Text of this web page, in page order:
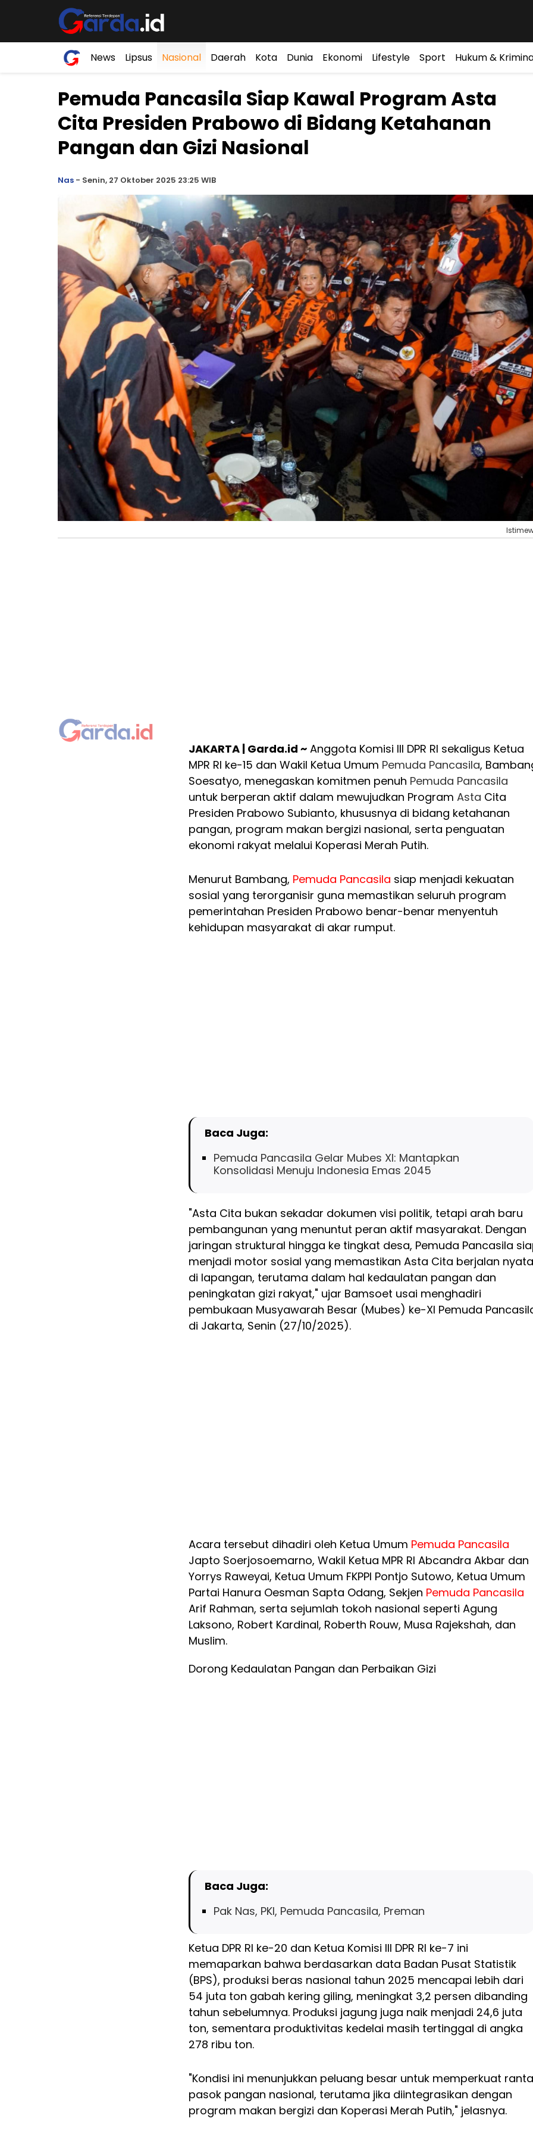
News Lipsus Nasional Daerah Kota Dunia Ekonomi Lifestyle Sport Hukum &
Pemuda Pancasila Siap Kawal Program Asta
Cita Presiden Prabowo di Bidang Ketahanan
Pangan dan Gizi Nasional
Nas - Senin, 27 Oktober 2025 23:25 WIB
JAKARTA | Garda.id ~ Anggota Komisi III DPR RI sekaligus Ketua
MPR RI ke-15 dan Wakil Ketua Umum Pemuda Pancasila,
Soesatyo, menegaskan komitmen penuh Pemuda Pancasila
untuk berperan aktif dalam mewujudkan Program Asta Cita
Presiden Prabowo Subianto, khususnya di bidang ketahanan
pangan, program makan bergizi nasional, serta penguatan
ekonomi rakyat melalui Koperasi Merah Putih.
Menurut Bambang, Pemuda Pancasila siap menjadi kekuatan
sosial yang terorganisir guna memastikan seluruh program
pemerintahan Presiden Prabowo benar-benar menyentuh
kehidupan masyarakat di akar rumput.
Baca Juga:
Pemuda Pancasila Gelar Mubes XI: Mantapkan
Konsolidasi Menuju Indonesia Emas 2045
"Asta Cita bukan sekadar dokumen visi politik, tetapi arah baru
pembangunan yang menuntut peran aktif masyarakat. Dengan
jaringan struktural hingga ke tingkat desa, Pemuda Pancasila
menjadi motor sosial yang memastikan Asta Cita berjalan nyata
di lapangan, terutama dalam hal kedaulatan pangan dan
peningkatan gizi rakyat," ujar Bamsoet usai menghadiri
pembukaan Musyawarah Besar (Mubes) ke-XI Pemuda
di Jakarta, Senin (27/10/2025).
Acara tersebut dihadiri oleh Ketua Umum Pemuda Pancasila
Japto Soerjosoemarno, Wakil Ketua MPR RI Abcandra Akbar dan
Yorrys Raweyai, Ketua Umum FKPPI Pontjo Sutowo, Ketua Umum
Partai Hanura Oesman Sapta Odang, Sekjen Pemuda Pancasila
Arif Rahman, serta sejumlah tokoh nasional seperti Agung
Laksono, Robert Kardinal, Roberth Rouw, Musa Rajekshah, dan
Muslim.
Dorong Kedaulatan Pangan dan Perbaikan Gizi
Baca Juga:
Pak Nas, PKI, Pemuda Pancasila, Preman
Ketua DPR RI ke-20 dan Ketua Komisi III DPR RI ke-7 ini
memaparkan bahwa berdasarkan data Badan Pusat Statistik
(BPS), produksi beras nasional tahun 2025 mencapai lebih dari
54 juta ton gabah kering giling, meningkat 3,2 persen dibanding
tahun sebelumnya. Produksi jagung juga naik menjadi 24,6 juta
ton, sementara produktivitas kedelai masih tertinggal di angka
278 ribu ton.
"Kondisi ini menunjukkan peluang besar untuk memperkuat
pasok pangan nasional, terutama jika diintegrasikan dengan
program makan bergizi dan Koperasi Merah Putih," jelasnya.